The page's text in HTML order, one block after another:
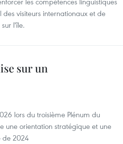
visiteurs internationaux et de
l'île.
sur un
lors du troisième Plénum du
une orientation stratégique et une
de 2024